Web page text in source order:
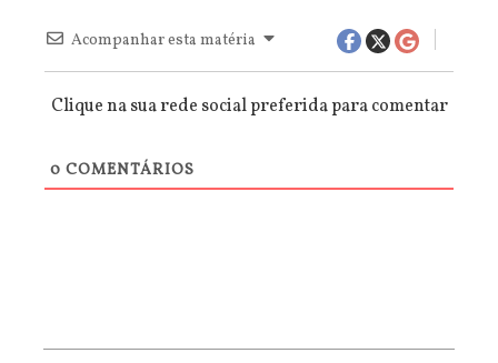
Acompanhar esta matéria
Clique na sua rede social preferida para comentar
0 COMENTÁRIOS